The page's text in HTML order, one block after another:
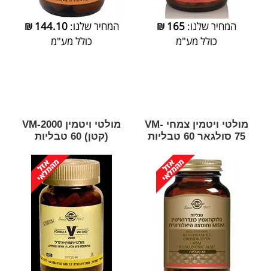
המחיר שלנו: 165
₪
כולל מע"מ
המחיר שלנו:144.10
₪
כולל מע"מ
מולטי ויטמין צמחי VM-
75 סולגאר 60 טבליות
מולטי ויטמין VM-2000
(קטן) 60 טבליות